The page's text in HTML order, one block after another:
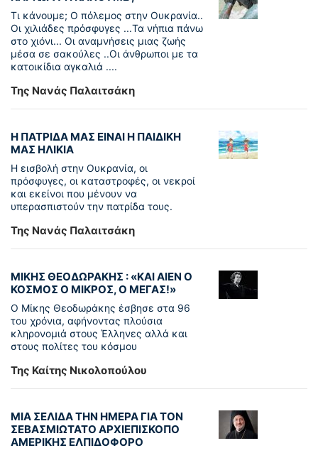
Τι κάνουμε; Ο πόλεμος στην Ουκρανία..
Οι χιλιάδες πρόσφυγες ...Τα νήπια πάνω
στο χιόνι... Οι αναμνήσεις μιας ζωής
μέσα σε σακούλες ..Οι άνθρωποι με τα
κατοικίδια αγκαλιά ....
Της Νανάς Παλαιτσάκη
Η ΠΑΤΡΙΔΑ ΜΑΣ ΕΙΝΑΙ Η ΠΑΙΔΙΚΗ
ΜΑΣ ΗΛΙΚΙΑ
Η εισβολή στην Ουκρανία, οι
πρόσφυγες, οι καταστροφές, οι νεκροί
και εκείνοι που μένουν να
υπερασπιστούν την πατρίδα τους.
Της Νανάς Παλαιτσάκη
ΜΙΚΗΣ ΘΕΟΔΩΡΑΚΗΣ : «KAI ΑΙΕΝ Ο
ΚΟΣΜΟΣ Ο ΜΙΚΡΟΣ, Ο ΜΕΓΑΣ!»
Ο Μίκης Θεοδωράκης έσβησε στα 96
του χρόνια, αφήνοντας πλούσια
κληρονομιά στους Έλληνες αλλά και
στους πολίτες του κόσμου
Της Καίτης Νικολοπούλου
ΜΙΑ ΣΕΛΙΔΑ ΤΗΝ ΗΜΕΡΑ ΓΙΑ ΤΟΝ
ΣΕΒΑΣΜΙΩΤΑΤΟ ΑΡΧΙΕΠΙΣΚΟΠΟ
ΑΜΕΡΙΚΗΣ ΕΛΠΙΔΟΦΟΡΟ